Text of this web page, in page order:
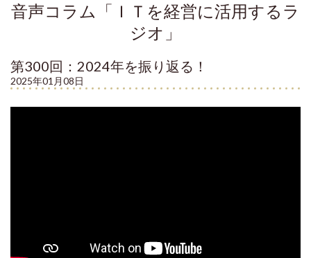
音声コラム「ＩＴを経営に活用するラ
ジオ」
第300回：2024年を振り返る！
2025年01月08日